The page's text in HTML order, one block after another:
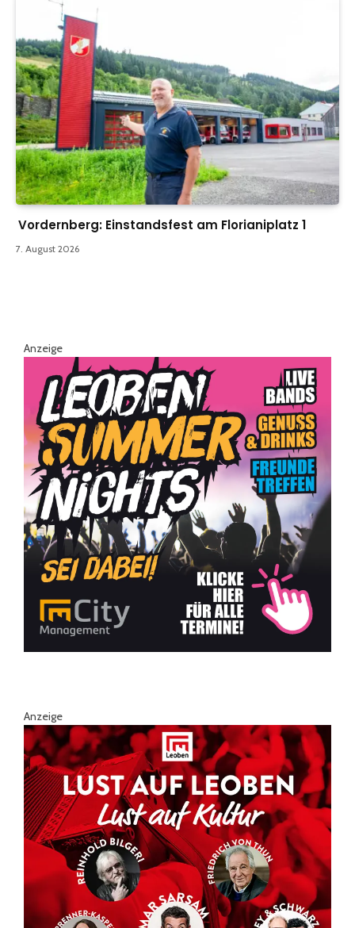
Vordernberg: Einstandsfest am Florianiplatz 1
7. August 2026
Anzeige
Anzeige